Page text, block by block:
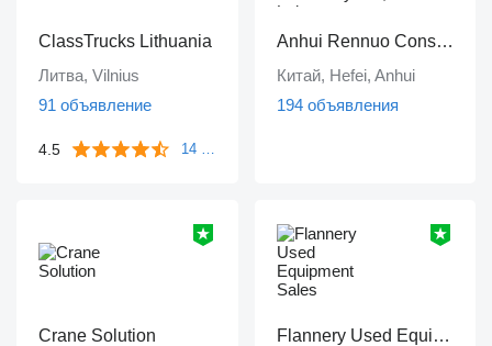
ClassTrucks Lithuania
Литва, Vilnius
91 объявление
4.5 14 отзывов
Anhui Rennuo Construction Machinery Co., Ltd
Китай, Hefei, Anhui
194 объявления
Crane Solution
Flannery Used Equipment Sales